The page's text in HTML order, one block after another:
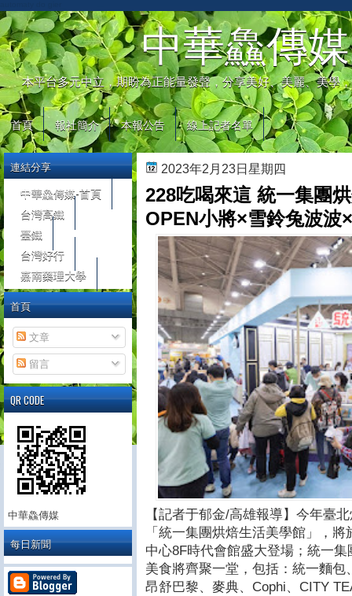
中華鱻傳媒
本平台多元中立，期盼為正能量發聲，分享美好、美麗、美學
首頁 報社簡介 本報公告 線上記者名單
2023年2月23日星期四
228吃喝來這 統一集團
OPEN小將×雪鈴兔波波
【記者于郁金/高雄報導】今年臺
「統一集團烘焙生活美學館」，
中心8F時代會館盛大登場；統一
美食將齊聚一堂，包括：統一麵包
昂舒巴黎、麥典、Cophi、CITY
連結分享
中華鱻傳媒-首頁
台灣高鐵
臺鐵
台灣好行
嘉南藥理大學
首頁
文章
留言
QR CODE
中華鱻傳媒
每日新聞